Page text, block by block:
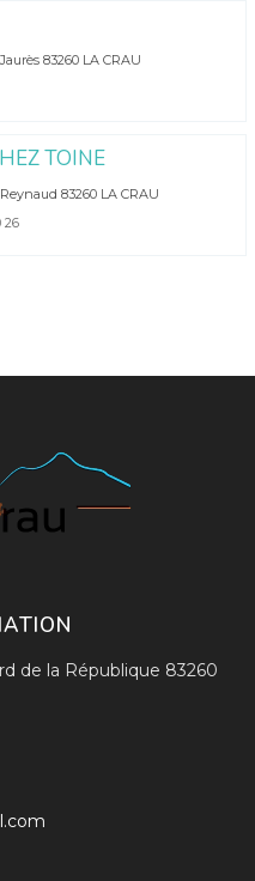
83260 LA CRAU
TOINE
83260 LA CRAU
26
de la République 83260
S’ouvre